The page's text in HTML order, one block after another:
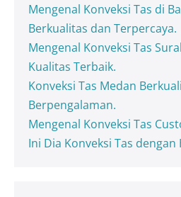
Mengenal Konveksi Tas di
Berkualitas dan Terpercaya.
Mengenal Konveksi Tas
Kualitas Terbaik.
Konveksi Tas Medan
Berpengalaman.
Mengenal Konveksi Tas
Ini Dia Konveksi Tas